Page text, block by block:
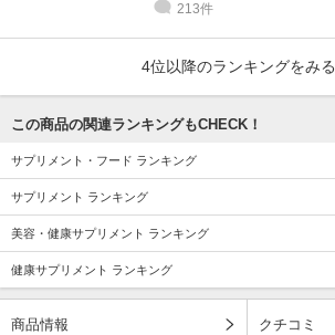
213件
4位以降のランキングをみる
この商品の関連ランキングもCHECK！
サプリメント・フード ランキング
サプリメント ランキング
美容・健康サプリメント ランキング
健康サプリメント ランキング
商品情報 クチコミ